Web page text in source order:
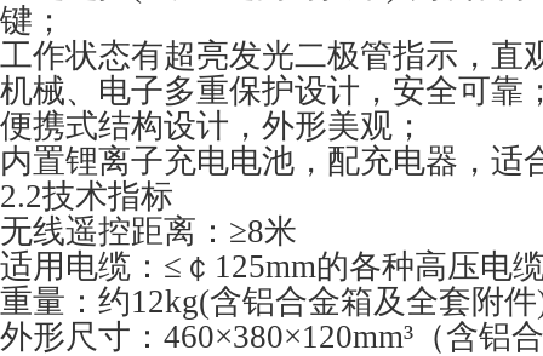
键；
工作状态有超亮发光二极管指示，直
机械、电子多重保护设计，安全可靠
便携式结构设计，外形美观；
内置锂离子充电电池，配充电器，适
2.2技术指标
无线遥控距离：≥8米
适用电缆：≤￠125mm的各种高压电
重量：约12kg(含铝合金箱及全套附
外形尺寸：460×380×120mm³（含铝